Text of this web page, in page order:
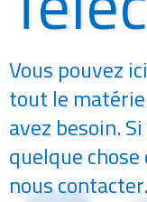
Vous pouvez
tout le
avez besoin.
quelque chose
nous contacter.